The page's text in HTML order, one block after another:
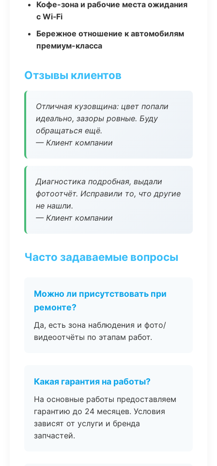
Кофе-зона и рабочие места ожидания
с Wi‑Fi
Бережное отношение к автомобилям
премиум-класса
Отзывы клиентов
Отличная кузовщина: цвет попали
идеально, зазоры ровные. Буду
обращаться ещё.
— Клиент компании
Диагностика подробная, выдали
фотоотчёт. Исправили то, что другие
не нашли.
— Клиент компании
Часто задаваемые вопросы
Можно ли присутствовать при
ремонте?
Да, есть зона наблюдения и фото/
видеоотчёты по этапам работ.
Какая гарантия на работы?
На основные работы предоставляем
гарантию до 24 месяцев. Условия
зависят от услуги и бренда
запчастей.